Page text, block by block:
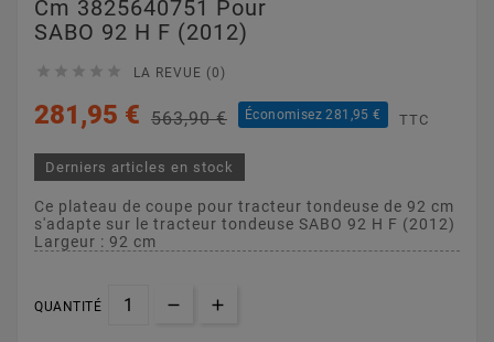
Cm 3825640751 Pour
SABO 92 H F (2012)
     LA REVUE (0)
281,95 € 563,90 € Économisez 281,95 € TTC
Derniers articles en stock
Ce plateau de coupe pour tracteur tondeuse de 92 cm
s'adapte sur le tracteur tondeuse SABO 92 H F (2012)
Largeur : 92 cm
QUANTITÉ